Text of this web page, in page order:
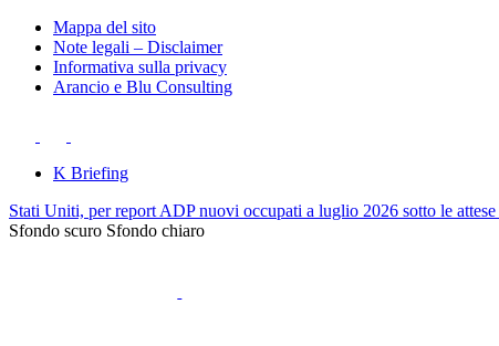
Mappa del sito
Note legali – Disclaimer
Informativa sulla privacy
Arancio e Blu Consulting
K Briefing
Stati Uniti, per report ADP nuovi occupati a luglio 2026 sotto le attese
Sfondo scuro Sfondo chiaro